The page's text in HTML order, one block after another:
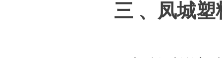
三 、凤城